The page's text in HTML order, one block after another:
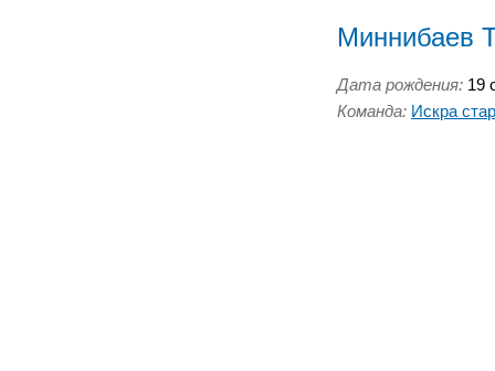
Миннибаев
Дата рождения: 19
Команда: Искра